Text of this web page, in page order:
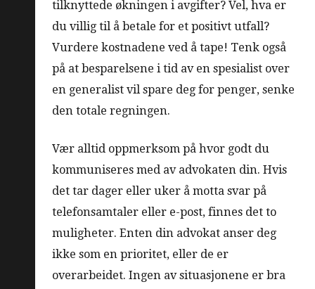
tilknyttede økningen i avgifter? Vel, hva er
du villig til å betale for et positivt utfall?
Vurdere kostnadene ved å tape! Tenk også
på at besparelsene i tid av en spesialist over
en generalist vil spare deg for penger, senke
den totale regningen.
Vær alltid oppmerksom på hvor godt du
kommuniseres med av advokaten din. Hvis
det tar dager eller uker å motta svar på
telefonsamtaler eller e-post, finnes det to
muligheter. Enten din advokat anser deg
ikke som en prioritet, eller de er
overarbeidet. Ingen av situasjonene er bra